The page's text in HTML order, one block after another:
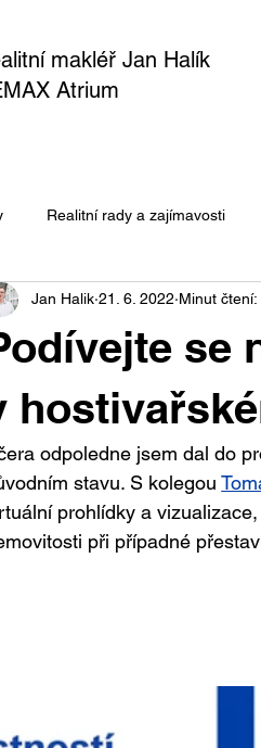
makléř Jan Halík
Atrium
Realitní rady a zajímavosti
se
Jan Halik 21. 6. 2022 Minut čtení:
odpoledne jsem dal do
stavu. S kolegou
prohlídky a
při případné